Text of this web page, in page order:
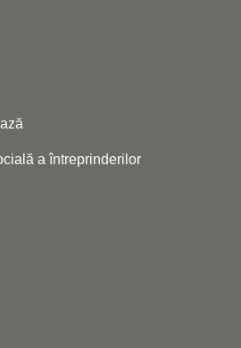
a întreprinderilor